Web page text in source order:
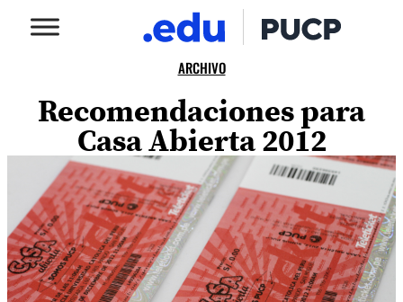
ARCHIVO
Recomendaciones para
Casa Abierta 2012